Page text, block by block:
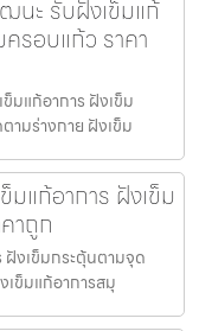
นะ รับฝังเข็มแก้
รอบแก้ว ราคา
มแก้อาการ ฝังเข็ม
ามร่างกาย ฝังเข็ม
มแก้อาการ ฝังเข็ม
าถูก
ฝังเข็มกระตุ้นตามจุด
เข็มแก้อาการสมุ